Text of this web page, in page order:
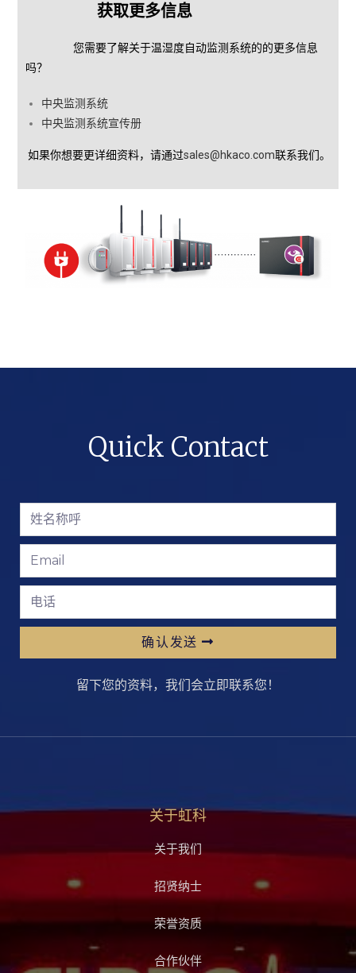
获取更多信息
您需要了解关于温湿度自动监测系统的的更多信息
吗？
中央监测系统
中央监测系统宣传册
如果你想要更详细资料，请通过sales@hkaco.com联系我们。
Quick Contact
确认发送
留下您的资料，我们会立即联系您！
关于虹科
关于我们
招贤纳士
荣誉资质
合作伙伴